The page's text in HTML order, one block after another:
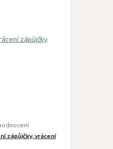
zápůjčky, vrácení